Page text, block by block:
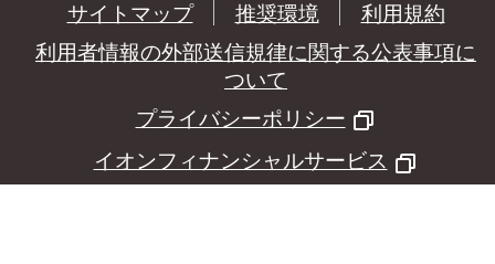
サイトマップ 推奨環境
利用規約
利用者情報の外部送信規律に関する公表事項に
ついて
プライバシーポリシー
イオンフィナンシャルサービス